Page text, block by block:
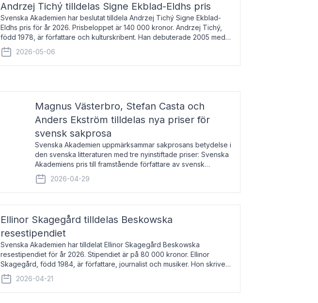
Andrzej Tichý tilldelas Signe Ekblad-Eldhs pris
Svenska Akademien har beslutat tilldela Andrzej Tichý Signe Ekblad-
Eldhs pris för år 2026. Prisbeloppet är 140 000 kronor. Andrzej Tichý,
född 1978, är författare och kulturskribent. Han debuterade 2005 med
den lovordade romanen Sex liter l
2026-05-06
Magnus Västerbro, Stefan Casta och
Anders Ekström tilldelas nya priser för
svensk sakprosa
Svenska Akademien uppmärksammar sakprosans betydelse i
den svenska litteraturen med tre nyinstiftade priser: Svenska
Akademiens pris till framstående författare av svensk
sakprosa som i år går till Magnus Västerbro, Svenska
Akademiens pris
2026-04-29
Ellinor Skagegård tilldelas Beskowska
resestipendiet
Svenska Akademien har tilldelat Ellinor Skagegård Beskowska
resestipendiet för år 2026. Stipendiet är på 80 000 kronor. Ellinor
Skagegård, född 1984, är författare, journalist och musiker. Hon skriver
återkommande för Svenska Dagbladet, Ups
2026-04-21